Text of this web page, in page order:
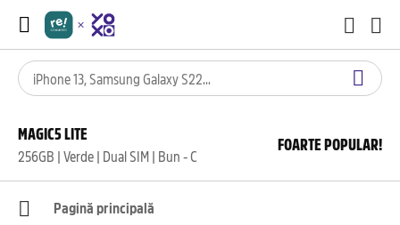
MAGIC5 LITE
256GB | Verde | Dual SIM | Bun - C
FOARTE POPULAR!
Pagină principală